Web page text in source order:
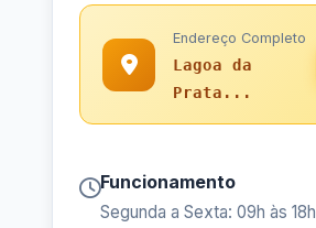
Endereço Completo
Lagoa da
Prata...
Funcionamento
Segunda a Sexta: 09h às 18h